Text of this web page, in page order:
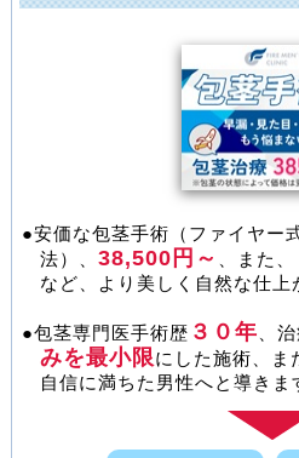
●安価な包茎手術（ファイヤー
法）、 38,500円～ 、また、
など、より美しく自然な仕上
●包茎専門医手術歴 ３０年 、
みを最小限にした施術、ま
自信に満ちた男性へと導きま